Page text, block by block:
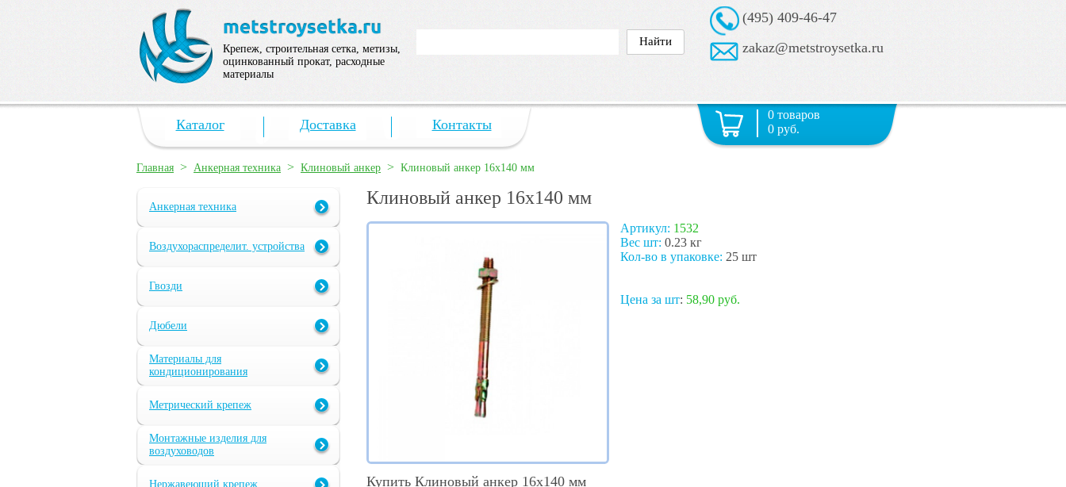
Крепеж, строительная сетка, метизы,
оцинкованный прокат, расходные
материалы
(495) 409-46-47
zakaz@metstroysetka.ru
Каталог Доставка Контакты
0 товаров
0 руб.
Главная > Анкерная техника > Клиновый анкер > Клиновый анкер 16х140 мм
Анкерная техника
Воздухораспределит. устройства
Гвозди
Дюбели
Материалы для
кондиционирования
Метрический крепеж
Монтажные изделия для
воздуховодов
Нержавеющий крепеж
Клиновый анкер 16х140 мм
Артикул: 1532
Вес шт: 0.23 кг
Кол-во в упаковке: 25 шт
Цена за шт: 58,90 руб.
Купить Клиновый анкер 16х140 мм